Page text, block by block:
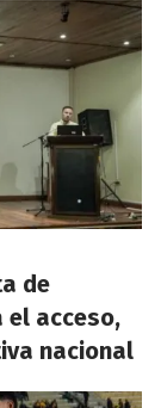
de
acceso,
nacional